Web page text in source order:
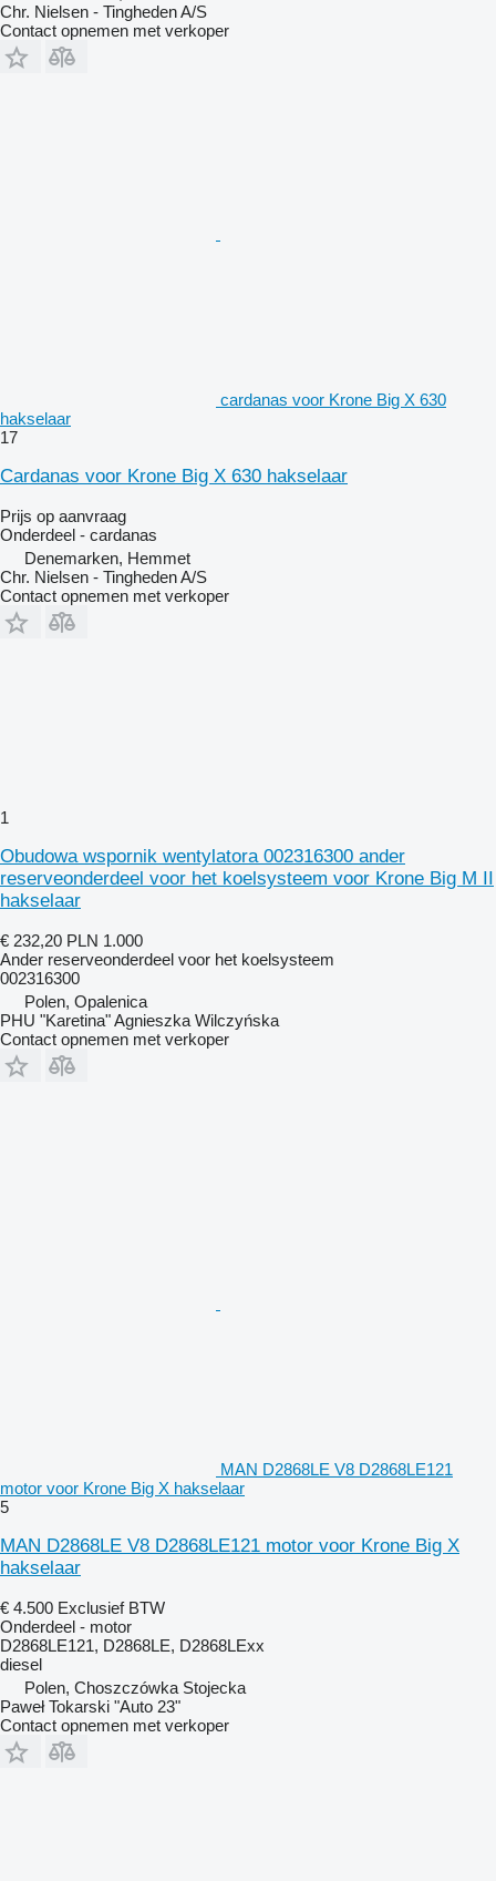
Chr. Nielsen - Tingheden A/S
Contact opnemen met verkoper
cardanas voor Krone Big X 630
hakselaar
17
Cardanas voor Krone Big X 630 hakselaar
Prijs op aanvraag
Onderdeel - cardanas
Denemarken, Hemmet
Chr. Nielsen - Tingheden A/S
Contact opnemen met verkoper
1
Obudowa wspornik wentylatora 002316300 ander
reserveonderdeel voor het koelsysteem voor Krone Big M II
hakselaar
€ 232,20 PLN 1.000
Ander reserveonderdeel voor het koelsysteem
002316300
Polen, Opalenica
PHU "Karetina" Agnieszka Wilczyńska
Contact opnemen met verkoper
MAN D2868LE V8 D2868LE121
motor voor Krone Big X hakselaar
5
MAN D2868LE V8 D2868LE121 motor voor Krone Big X
hakselaar
€ 4.500 Exclusief BTW
Onderdeel - motor
D2868LE121, D2868LE, D2868LExx
diesel
Polen, Choszczówka Stojecka
Paweł Tokarski "Auto 23"
Contact opnemen met verkoper